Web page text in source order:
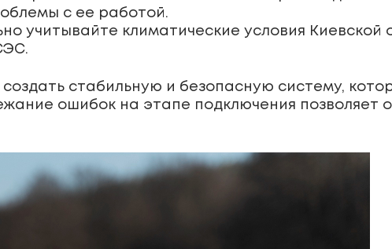
с ее работой.
учитывайте климатические условия Киевской
стабильную и безопасную систему,
ошибок на этапе подключения позволяет